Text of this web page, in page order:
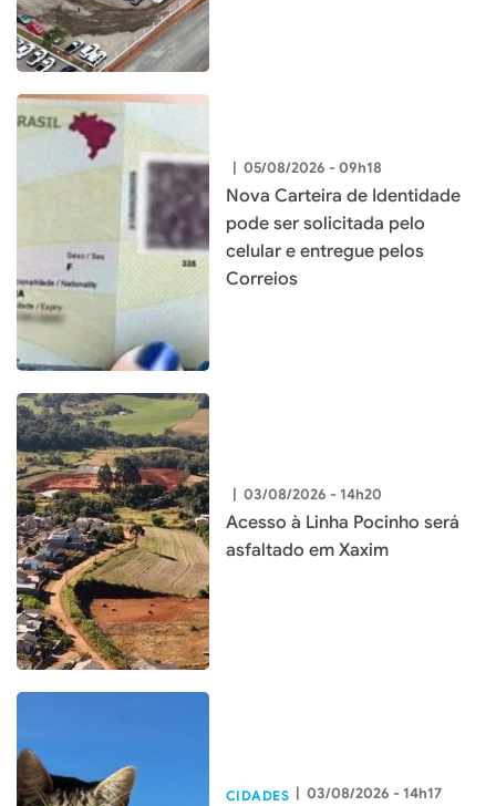
| 05/08/2026 - 09h18
Nova Carteira de Identidade
pode ser solicitada pelo
celular e entregue pelos
Correios
| 03/08/2026 - 14h20
Acesso à Linha Pocinho será
asfaltado em Xaxim
CIDADES | 03/08/2026 - 14h17